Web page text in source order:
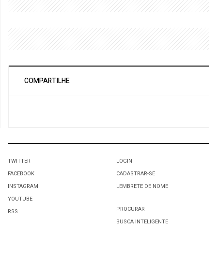
COMPARTILHE
TWITTER
FACEBOOK
INSTAGRAM
YOUTUBE
RSS
LOGIN
CADASTRAR-SE
LEMBRETE DE NOME
PROCURAR
BUSCA INTELIGENTE